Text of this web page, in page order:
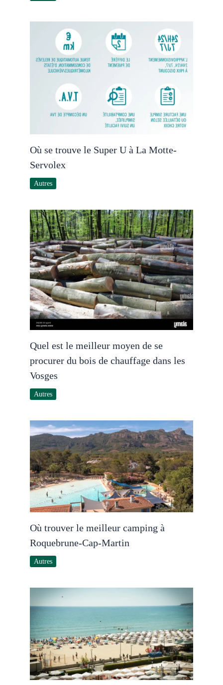
Où se trouve le Super U à La Motte-
Servolex
Autres
Quel est le meilleur moyen de se
procurer du bois de chauffage dans les
Vosges
Autres
Où trouver le meilleur camping à
Roquebrune-Cap-Martin
Autres